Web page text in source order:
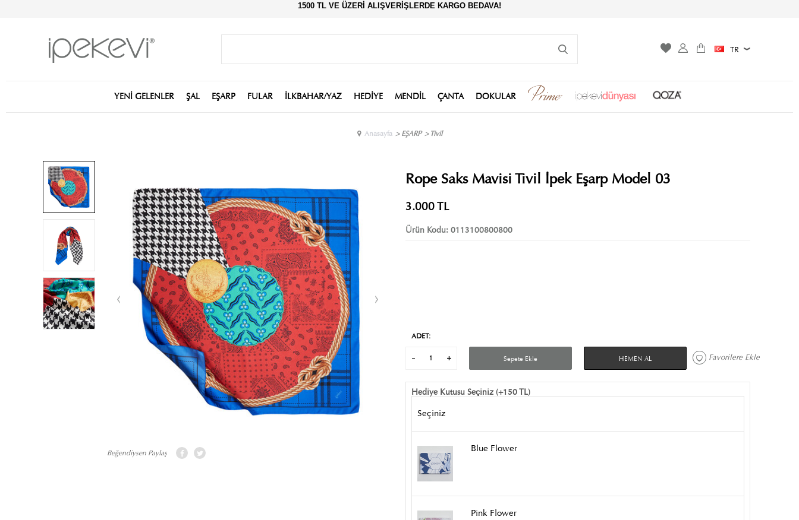
1500 TL VE ÜZERİ ALIŞVERİŞLERDE KARGO BEDAVA!
TR
YENİ GELENLER ŞAL EŞARP FULAR İLKBAHAR/YAZ HEDİYE MENDİL ÇANTA DOKULAR
Anasayfa >EŞARP >Tivil
Beğendiysen Paylaş
Rope Saks Mavisi Tivil İpek Eşarp Model 03
3.000TL
Ürün Kodu: 0113100800800
ADET:
Sepete Ekle HEMEN AL Favorilere Ekle
Hediye Kutusu Seçiniz (+150 TL)
Seçiniz
Blue Flower
Pink Flower